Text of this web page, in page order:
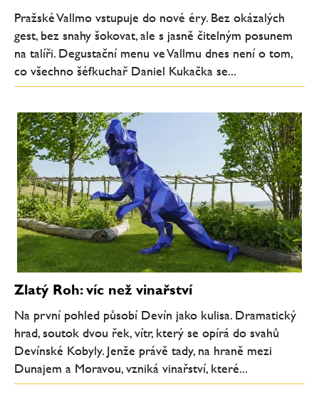
Pražské Vallmo vstupuje do nové éry. Bez okázalých
gest, bez snahy šokovat, ale s jasně čitelným posunem
na talíři. Degustační menu ve Vallmu dnes není o tom,
co všechno šéfkuchař Daniel Kukačka se...
Zlatý Roh: víc než vinařství
Na první pohled působí Devín jako kulisa. Dramatický
hrad, soutok dvou řek, vítr, který se opírá do svahů
Devínské Kobyly. Jenže právě tady, na hraně mezi
Dunajem a Moravou, vzniká vinařství, které...